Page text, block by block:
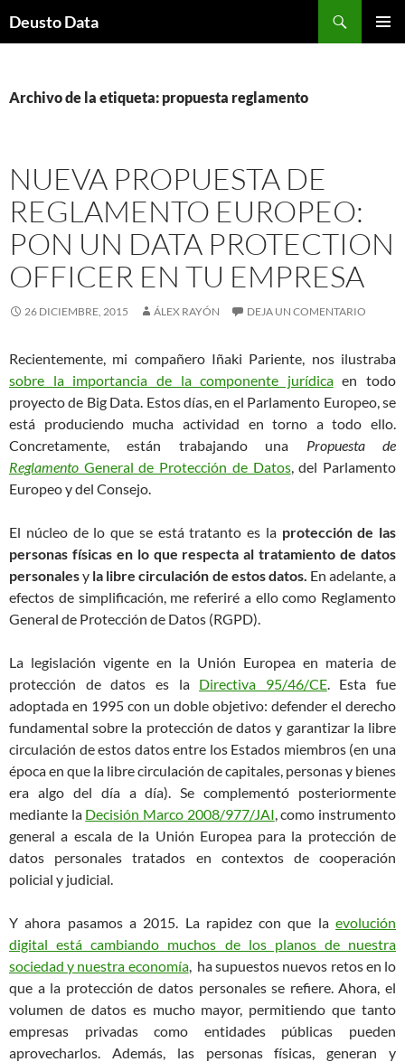
Deusto Data
Archivo de la etiqueta: propuesta reglamento
NUEVA PROPUESTA DE
REGLAMENTO EUROPEO:
PON UN DATA PROTECTION
OFFICER EN TU EMPRESA
26 DICIEMBRE, 2015 ÁLEX RAYÓN DEJA UN COMENTARIO
Recientemente, mi compañero Iñaki Pariente, nos ilustraba
sobre la importancia de la componente jurídicaen todo
proyecto de Big Data. Estos días, en el Parlamento Europeo, se
está produciendo mucha actividad en torno a todo ello.
Concretamente, están trabajando una Propuesta de
Reglamento General de Protección de Datos, del Parlamento
Europeo y del Consejo.
El núcleo de lo que se está tratanto es laprotección de las
personas físicas en lo que respecta al tratamiento de datos
personalesy la libre circulación de estos datos. En adelante, a
efectos de simplificación, me referiré a ello como Reglamento
General de Protección de Datos (RGPD).
La legislación vigente en la Unión Europea en materia de
protección de datos es la Directiva 95/46/CE. Esta fue
adoptada en 1995 con un doble objetivo: defender el derecho
fundamental sobre la protección de datos y garantizar la libre
circulación de estos datos entre los Estados miembros (en una
época en que la libre circulación de capitales, personas y bienes
era algo del día a día). Se complementó posteriormente
mediante la Decisión Marco 2008/977/JAI, como instrumento
general a escala de la Unión Europea para la protección de
datos personales tratados en contextos de cooperación
policial y judicial.
Y ahora pasamos a 2015. La rapidez con que la evolución
digital está cambiando muchos de los planos de nuestra
sociedad y nuestra economía, ha supuestos nuevos retos en lo
que a la protección de datos personales se refiere. Ahora, el
volumen de datos es mucho mayor, permitiendo que tanto
empresas privadas como entidades públicas pueden
aprovecharlos. Además, las personas físicas, generan y